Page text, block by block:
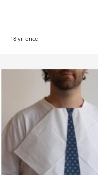
18 yıl önce